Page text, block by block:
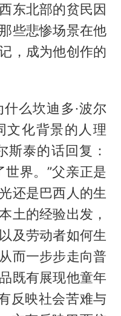
东北部的贫民因
些悲惨场景在他
，成为他创作的
么坎迪多·波尔
文化背景的人理
斯泰的话回复：
世界。”父亲正是
还是巴西人的生
土的经验出发，
及劳动者如何生
而一步步走向普
既有展现他童年
反映社会苦难与